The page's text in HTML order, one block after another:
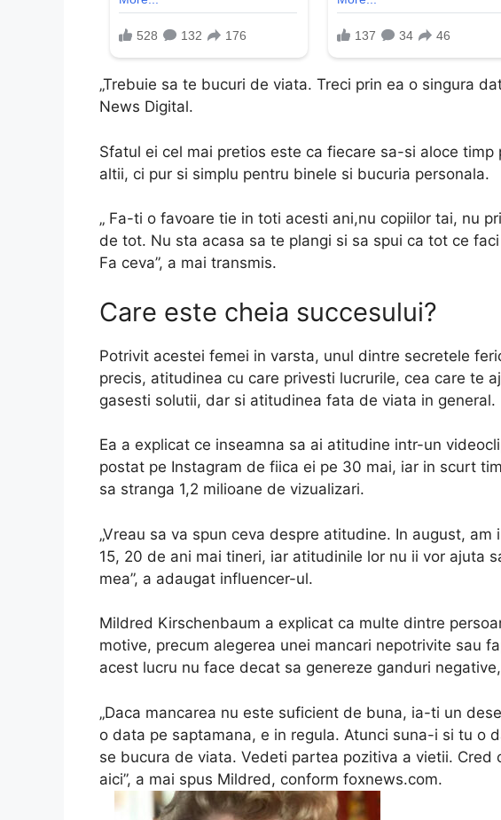
„Trebuie sa te bucuri de viata. Treci prin ea o singura
News Digital.
Sfatul ei cel mai pretios este ca fiecare sa-si aloce
altii, ci pur si simplu pentru binele si bucuria personala.
„ Fa-ti o favoare tie in toti acesti ani,nu copiilor tai, nu
de tot. Nu sta acasa sa te plangi si sa spui ca tot ce
Fa ceva”, a mai transmis.
Care este cheia succesului?
Potrivit acestei femei in varsta, unul dintre secretele
precis, atitudinea cu care privesti lucrurile, cea care te
gasesti solutii, dar si atitudinea fata de viata in general.
Ea a explicat ce inseamna sa ai atitudine intr-un
postat pe Instagram de fiica ei pe 30 mai, iar in scurt
sa stranga 1,2 milioane de vizualizari.
„Vreau sa va spun ceva despre atitudine. In august,
15, 20 de ani mai tineri, iar atitudinile lor nu ii vor ajuta
mea”, a adaugat influencer-ul.
Mildred Kirschenbaum a explicat ca multe dintre
motive, precum alegerea unei mancari nepotrivite sau
acest lucru nu face decat sa genereze ganduri
„Daca mancarea nu este suficient de buna, ia-ti un
o data pe saptamana, e in regula. Atunci suna-i si tu o
se bucura de viata. Vedeti partea pozitiva a vietii. Cred
aici”, a mai spus Mildred, conform foxnews.com.